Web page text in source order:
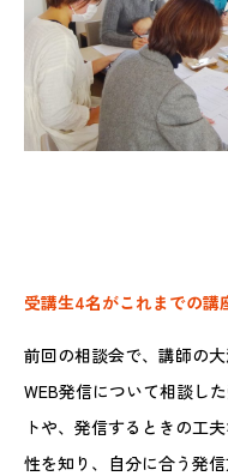
受講生4名がこれまでの講
前回の相談会で、講師の
WEB発信について相談し
トや、発信するときの工
性を知り、自分に合う発